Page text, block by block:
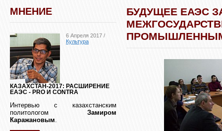
МНЕНИЕ
6 Апреля 2017 /
Культура
КАЗАХСТАН-2017: РАСШИРЕНИЕ
ЕАЭС - PRO И CONTRA
Интервью с казахстанским
политологом Замиром
Каражановым.
БУДУЩЕЕ ЕАЭС